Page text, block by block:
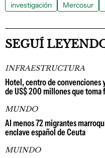
investigación
Mercosur
SEGUÍ
INFRAESTRUCTURA
Hotel, centro de convenciones
de US$ 200 millones que toma
MUNDO
Al menos 72 migrantes
enclave español de Ceuta
MUINDO